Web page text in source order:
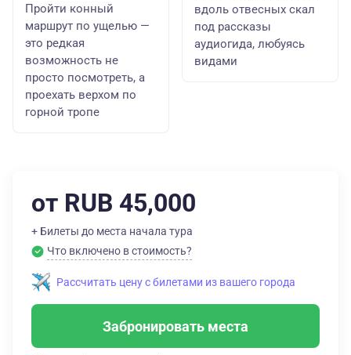
Пройти конный
маршрут по ущелью —
это редкая
возможность не
просто посмотреть, а
проехать верхом по
горной тропе
вдоль отвесных скал
под рассказы
аудиогида, любуясь
видами
от RUB 45,000
+ Билеты до места начала тура
Что включено в стоимость?
Рассчитать цену с билетами из вашего города
Забронировать места